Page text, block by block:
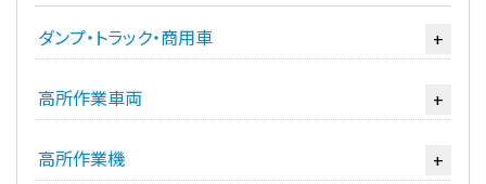
ダンプ・トラック・商用車 +
高所作業車両 +
高所作業機 +